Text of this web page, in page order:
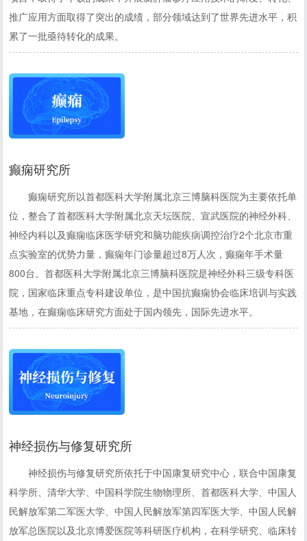
推广应用方面取得了突出的成绩，部分领域达到了世界先进水平，积
累了一批亟待转化的成果。
癫痫研究所
癫痫研究所以首都医科大学附属北京三博脑科医院为主要依托单
位，整合了首都医科大学附属北京天坛医院、宣武医院的神经外科、
神经内科以及癫痫临床医学研究和脑功能疾病调控治疗2个北京市重
点实验室的优势力量，癫痫年门诊量超过8万人次，癫痫年手术量
800台。首都医科大学附属北京三博脑科医院是神经外科三级专科医
院，国家临床重点专科建设单位，是中国抗癫痫协会临床培训与实践
基地，在癫痫临床研究方面处于国内领先，国际先进水平。
神经损伤与修复研究所
神经损伤与修复研究所依托于中国康复研究中心，联合中国康复
科学所、清华大学、中国科学院生物物理所、首都医科大学、中国人
民解放军第二军医大学、中国人民解放军第四军医大学、中国人民解
放军总医院以及北京博爱医院等科研医疗机构，在科学研究、临床转